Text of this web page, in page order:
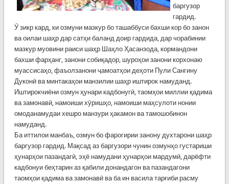
баргузор
гардид.
Ӯ зикр кард, ки озмуни мазкур бо ташаббуси бахши кор бо занон
ва оилаи шаҳр дар сатҳи баланд доир гардида, дар чорабинии
мазкур муовини раиси шаҳр Шаҳло Ҳасанзода, кормандони
бахши фарҳанг, занони собиқадор, шуроҳои занони корхонаю
муассисаҳо, фаъолзанони ҷамоатҳои деҳоти Пули Сангину
Дуконӣ ва минтакаҳои манзилии шаҳр иштирок намуданд.
Иштирокчиёни озмун ҳунари кадбонугӣ, таомҳои миллии қадима
ва замонавӣ, намоиши хӯришҳо, намоиши маҳсулоти нонии
омоданамудаи хешро манзури ҳакамон ва тамошобинон
намуданд.
Ба иттилои манбаъ, озмун бо фарогирии занону духтарони шаҳр
баргузор гардид. Мақсад аз баргузори чунин озмунҳо густариши
ҳунарҳои пазандагӣ, эҳё намудани ҳунарҳои мардумӣ, дарёфти
кадбонуи беҳтарин аз қабили донандагон ва пазандагони
таомҳои қадима ва замонавӣ ва ба ин васила тарғиби расму